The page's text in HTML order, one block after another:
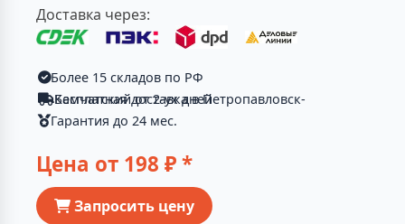
Доставка через:
Более 15 складов по РФ
Бесплатная доставка в Петропавловск-Камчатский от 2-ух дней
Гарантия до 24 мес.
Цена от 198 ₽ *
Запросить цену